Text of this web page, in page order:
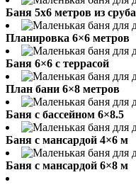
Баня 5х6 метров из сруба
Планировка 6×6 метров
Баня 6×6 с террасой
План бани 6×8 метров
Баня с бассейном 6×8.5
Баня с мансардой 4×6 м
Баня с мансардой 6×8 м